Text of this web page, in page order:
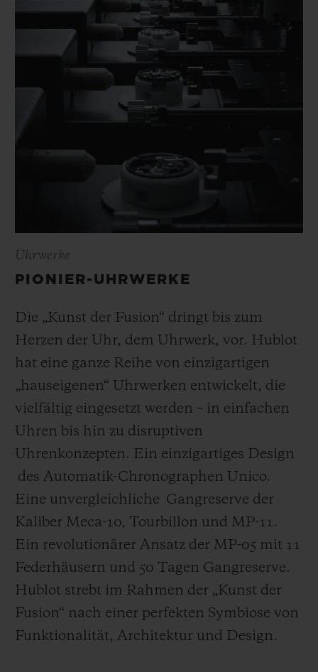
Uhrwerke
PIONIER-UHRWERKE
Die „Kunst der Fusion“ dringt bis zum
Herzen der Uhr, dem Uhrwerk, vor. Hublot
hat eine ganze Reihe von einzigartigen
„hauseigenen“ Uhrwerken entwickelt, die
vielfältig eingesetzt werden – in einfachen
Uhren bis hin zu disruptiven
Uhrenkonzepten. Ein einzigartiges Design
des Automatik-Chronographen Unico.
Eine unvergleichliche Gangreserve der
Kaliber Meca-10, Tourbillon und MP-11.
Ein revolutionärer Ansatz der MP-05 mit 11
Federhäusern und 50 Tagen Gangreserve.
Hublot strebt im Rahmen der „Kunst der
Fusion“ nach einer perfekten Symbiose von
Funktionalität, Architektur und Design.